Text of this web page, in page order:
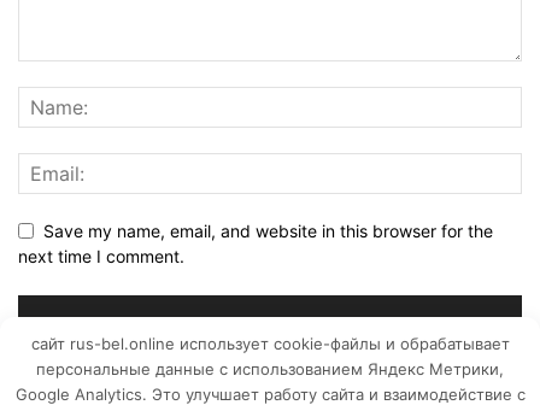
Save my name, email, and website in this browser for the
next time I comment.
сайт rus-bel.online использует cookie-файлы и обрабатывает
персональные данные с использованием Яндекс Метрики,
Google Analytics. Это улучшает работу сайта и взаимодействие с